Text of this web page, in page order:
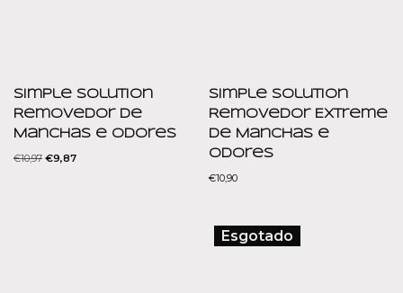
Simple Solution
Removedor de
Manchas e Odores
€10,97 €9,87
Simple Solution
Removedor Extreme
de Manchas e
Odores
€10,90
Esgotado